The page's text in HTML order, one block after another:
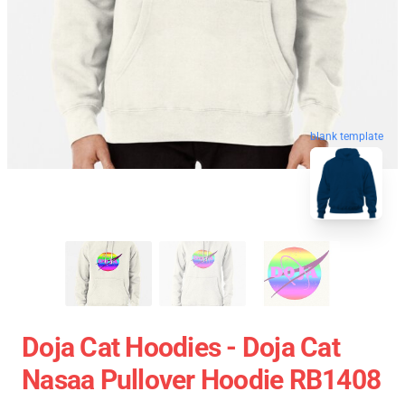
blank template
Doja Cat Hoodies - Doja Cat
Nasaa Pullover Hoodie RB1408